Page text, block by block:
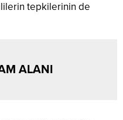
tepkilerinin de
ALANI